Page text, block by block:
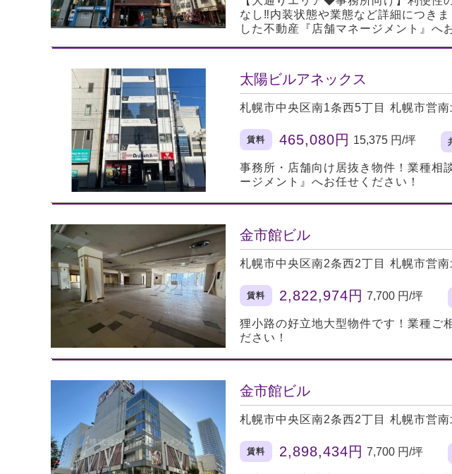
なし‼内装状態や業態など詳細につき
した不動産『店舗マネージメント』へ
太陽ビルアネックス
札幌市中央区南1条西5丁目 札幌市営
賃料 465,080円 15,375 円/坪
事務所・店舗向け居抜き物件！業種相
ージメント』へお任せください！
金市館ビル
札幌市中央区南2条西2丁目 札幌市営
賃料 2,822,974円 7,700 円/坪
狸小路の好立地大型物件です！業種ご
ださい！
金市館ビル
札幌市中央区南2条西2丁目 札幌市営
賃料 2,898,434円 7,700 円/坪